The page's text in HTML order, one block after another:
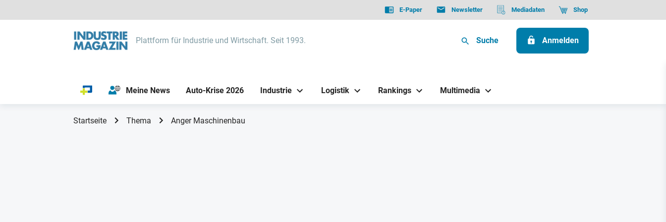
E-Paper Newsletter Mediadaten Shop
Plattform für Industrie und Wirtschaft. Seit 1993. Suche Anmelden
Meine News Auto-Krise 2026 Industrie Logistik Rankings Multimedia
Startseite Thema Anger Maschinenbau